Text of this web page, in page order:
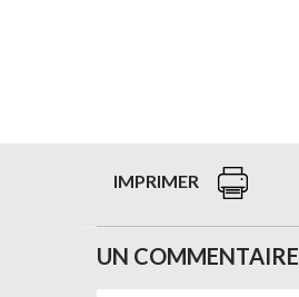
IMPRIMER
UN COMMENTAIRE